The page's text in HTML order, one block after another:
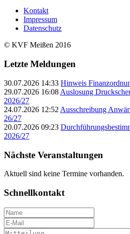
Kontakt
Impressum
Datenschutz
© KVF Meißen 2016
Letzte Meldungen
30.07.2026 14:33 Hinweis
29.07.2026 16:08 Auslosung
2026/27
24.07.2026 12:52 Ausschreibung
26/27
20.07.2026 09:23
2026/27
Nächste Veranstaltungen
Aktuell sind keine Termine vorhanden.
Schnellkontakt